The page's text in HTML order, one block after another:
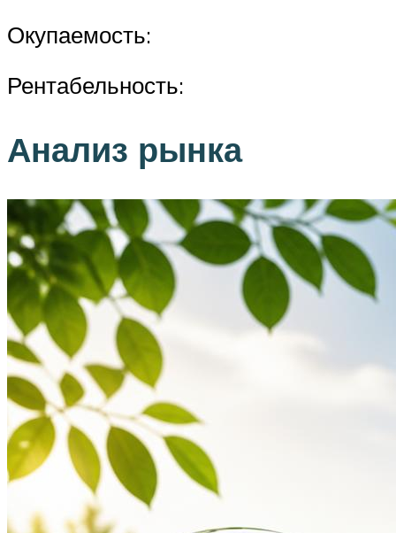
Окупаемость:
Рентабельность:
Анализ рынка